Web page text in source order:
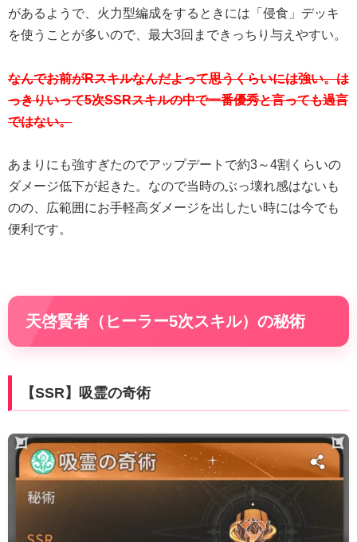
があるようで、火力型編成をするときには「侵食」デッキ
を使うことが多いので、最大3回まできっちり与えやすい。
なんでお前がRスキルなんだよって思うくらいには強い。は
っきりいって5次SSRスキルの中で一番優秀と言っても過言
ではない。
あまりにも強すぎたのでアップデートで約3～4割くらいの
ダメージ低下が起きた。なので当時のぶっ壊れ感はないも
のの、広範囲にお手軽高ダメージを出したい時には今でも
便利です。
天啓賢者（ヒーラー5次スキル）の秘術
【SSR】吸霊の奇術